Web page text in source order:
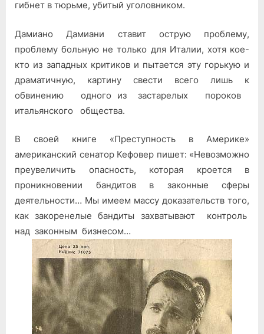
гибнет в тюрьме, убитый уголовником.
Дамиано Дамиани ставит острую проблему,
проблему больную не только для Италии, хотя кое-
кто из западных критиков и пы­тается эту горькую и
драматичную, картину свести всего лишь к
обвинению одного из застарелых пороков
итальянского общества.
В своей книге «Преступность в Америке»
американский сенатор Кефовер пишет: «Невозможно
преувеличить опасность, которая кроется в
проникновении бандитов в законные сферы
деятельно­сти… Мы имеем массу доказательств того,
как закоренелые бандиты захватывают контроль
над законным бизнесом…